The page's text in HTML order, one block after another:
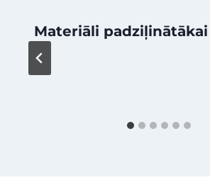
Materiāli